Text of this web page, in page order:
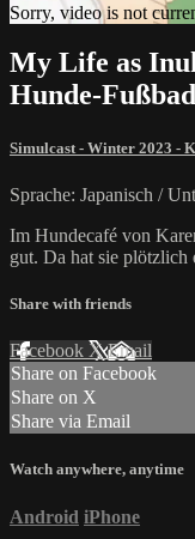
Sorry, video is not
My Life as
Hunde-
Simulcast - Winter 2023 -
Sprache: Japanisch /
Im Hundecafé von
gut. Da hat sie plötzlich
Share with friends
Facebook XEmail
Share on Facebook
Share on X
Share via Email
Watch anywhere, anytime
Android iPhone